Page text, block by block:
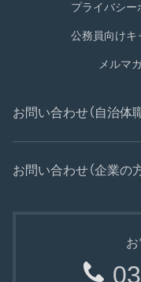
プライバシー
公務員向けキ
メルマ
お問い合わせ（自治体
お問い合わせ（企業の方